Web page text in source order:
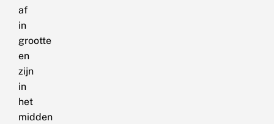
af
in
grootte
en
zijn
in
het
midden